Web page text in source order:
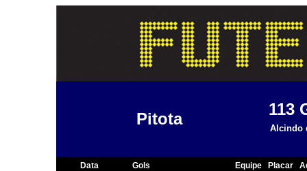
Pitota
113
Alcindo
Data Gols Equipe Placar